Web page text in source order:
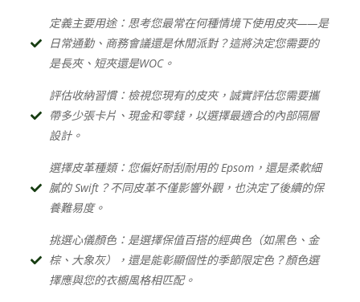
定義主要用途：思考您最常在何種情境下使用皮夾——是
日常通勤、商務會議還是休閒派對？這將決定您需要的
是長夾、短夾還是WOC。
評估收納習慣：檢視您現有的皮夾，誠實評估您需要攜
帶多少張卡片、現金和零錢，以選擇最適合的內部隔層
設計。
選擇皮革種類：您偏好耐刮耐用的 Epsom，還是柔軟細
膩的 Swift？不同皮革不僅影響外觀，也決定了後續的保
養難易度。
挑選心儀顏色：是選擇保值百搭的經典色（如黑色、金
棕、大象灰），還是能彰顯個性的季節限定色？顏色選
擇應與您的衣櫥風格相匹配。